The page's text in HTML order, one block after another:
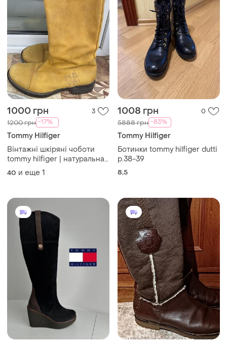
1000 грн 3
1200 грн -17%
Tommy Hilfiger
Вінтажні шкіряні чоботи
tommy hilfiger | натуральна
шкіра | mustard | 90s/y2k
40 и еще 1
1008 грн 0
5888 грн -83%
Tommy Hilfiger
Ботинки tommy hilfiger dutti
р.38-39
8,5